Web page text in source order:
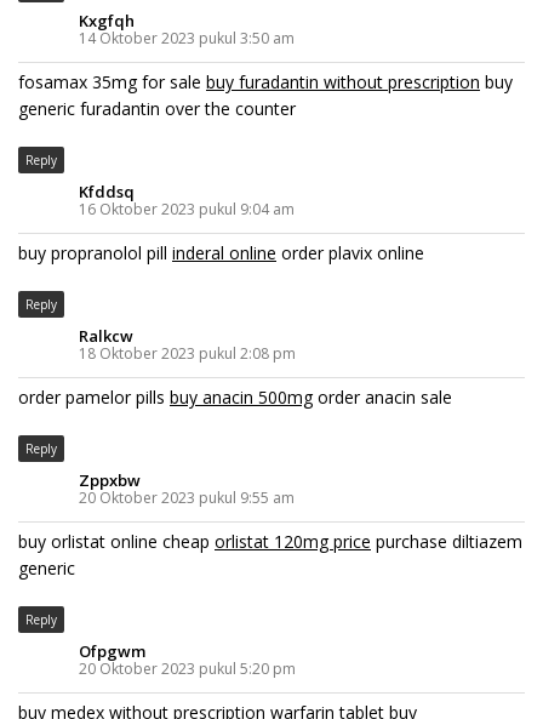
Kxgfqh
14 Oktober 2023 pukul 3:50 am
fosamax 35mg for sale buy furadantin without prescription buy
generic furadantin over the counter
Reply
Kfddsq
16 Oktober 2023 pukul 9:04 am
buy propranolol pill inderal online order plavix online
Reply
Ralkcw
18 Oktober 2023 pukul 2:08 pm
order pamelor pills buy anacin 500mgorder anacin sale
Reply
Zppxbw
20 Oktober 2023 pukul 9:55 am
buy orlistat online cheap orlistat 120mg price purchase diltiazem
generic
Reply
Ofpgwm
20 Oktober 2023 pukul 5:20 pm
buy medex without prescription warfarin tablet buy